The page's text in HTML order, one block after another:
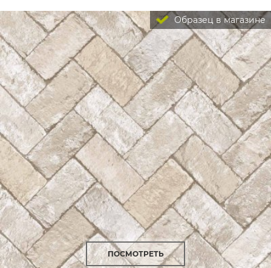
Образец в магазине
ПОСМОТРЕТЬ